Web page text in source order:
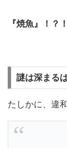
『焼魚』！？
謎は深まる
たしかに、違